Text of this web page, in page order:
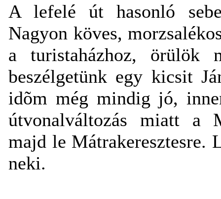
A lefelé út hasonló
Nagyon köves,
a turistaházhoz, örülök
beszélgetünk egy kicsit
idõm még mindig jó,
útvonalváltozás miatt a
majd le Mátrakeresztesre.
neki.